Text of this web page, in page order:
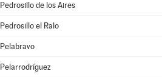
Pedrosillo de los Aires
Pedrosillo el Ralo
Pelabravo
Pelarrodríguez